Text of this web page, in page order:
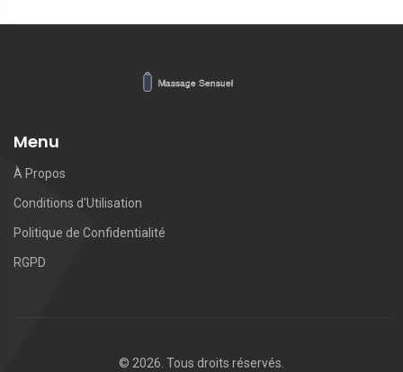
Menu
À Propos
Conditions d'Utilisation
Politique de Confidentialité
RGPD
© 2026. Tous droits réservés.